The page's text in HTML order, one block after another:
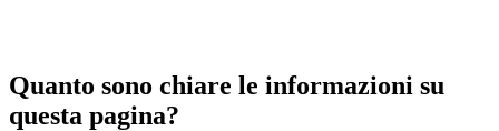
Quanto sono chiare le informazioni su
questa pagina?